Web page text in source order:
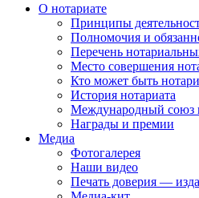
О нотариате
Принципы
Полномочия и
Перечень
Место совершения
Кто может быть
История нотариата
Международный союз
Награды и премии
Медиа
Фотогалерея
Наши видео
Печать доверия —